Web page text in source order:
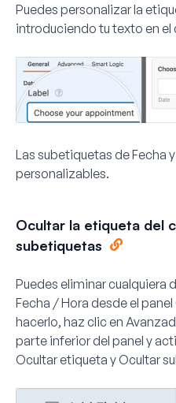
Puedes personalizar la
introduciendo tu texto en
Las subetiquetas de Fecha
personalizables.
Ocultar la etiqueta del
subetiquetas
Puedes eliminar cualquiera
Fecha / Hora desde el
hacerlo, haz clic en
parte inferior del panel y
Ocultar etiqueta y Ocultar